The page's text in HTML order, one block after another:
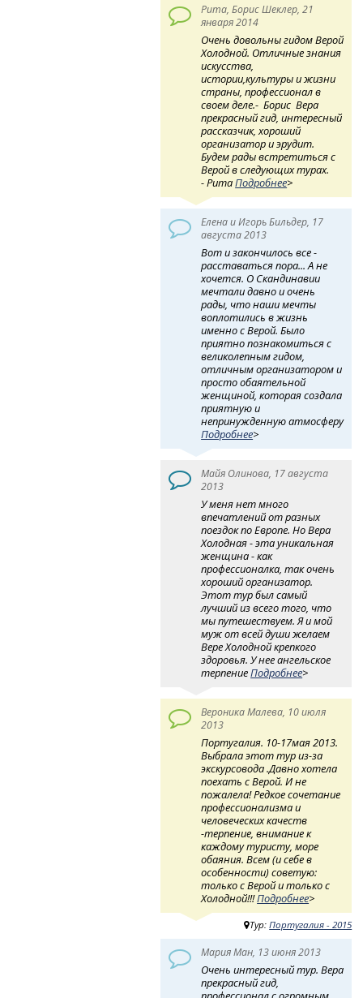
Рита, Борис Шеклер, 21
января 2014
Очень довольны гидом Верой
Холодной. Отличные знания
искусства,
истории,культуры и жизни
страны, профессионал в
своем деле.- Борис Вера
прекрасный гид, интересный
рассказчик, хороший
организатор и эрудит.
Будем рады встретиться с
Верой в следующих турах.
- РитаПодробнее>
Елена и Игорь Бильдер, 17
августа 2013
Вот и закончилось все -
расставаться пора... А не
хочется. О Скандинавии
мечтали давно и очень
рады, что наши мечты
воплотились в жизнь
именно с Верой. Было
приятно познакомиться с
великолепным гидом,
отличным организатором и
просто обаятельной
женщиной, которая создала
приятную и
непринужденную атмосферу
Подробнее>
Майя Олинова, 17 августа
2013
У меня нет много
впечатлений от разных
поездок по Европе. Но Вера
Холодная - эта уникальная
женщина - как
профессионалка, так очень
хороший организатор.
Этот тур был самый
лучший из всего того, что
мы путешествуем. Я и мой
муж от всей души желаем
Вере Холодной крепкого
здоровья. У нее ангельское
терпениеПодробнее>
Вероника Малева, 10 июля
2013
Португалия. 10-17мая 2013.
Выбрала этот тур из-за
экскурсовода .Давно хотела
поехать с Верой. И не
пожалела! Редкое сочетание
профессионализма и
человеческих качеств
-терпение, внимание к
каждому туристу, море
обаяния. Всем (и себе в
особенности) советую:
только с Верой и только с
Холодной!!!Подробнее>
Тур:Португалия - 2015
Мария Ман, 13 июня 2013
Очень интересный тур. Вера
прекрасный гид,